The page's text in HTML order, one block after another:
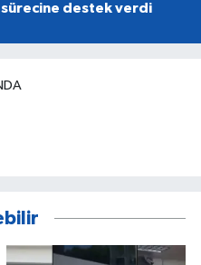
sürecine destek verdi